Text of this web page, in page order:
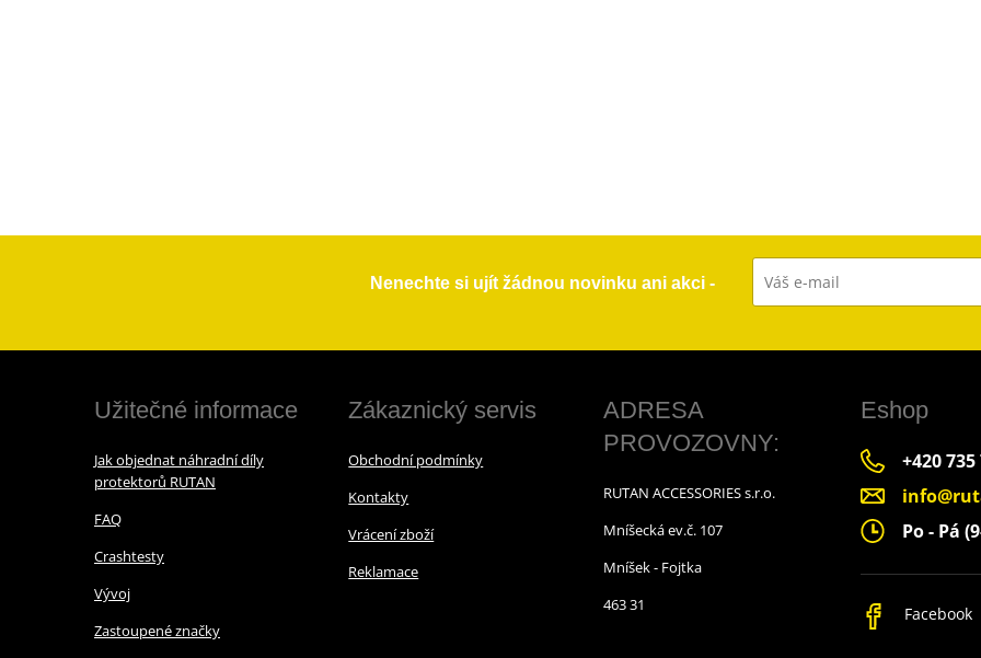
Nenechte si ujít žádnou novinku ani akci -
Užitečné informace
Jak objednat náhradní díly
protektorů RUTAN
FAQ
Crashtesty
Vývoj
Zastoupené značky
Zákaznický servis
Obchodní podmínky
Kontakty
Vrácení zboží
Reklamace
ADRESA
PROVOZOVNY:
RUTAN ACCESSORIES s.r.o.
Mníšecká ev.č. 107
Mníšek - Fojtka
463 31
Eshop
+420 735
Po - Pá
Facebook